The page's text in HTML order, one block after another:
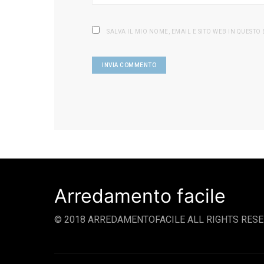
SALVA IL MIO NOME, EMAIL E SITO WEB IN QUESTO
Arredamento facile
© 2018 ARREDAMENTOFACILE ALL RIGHTS